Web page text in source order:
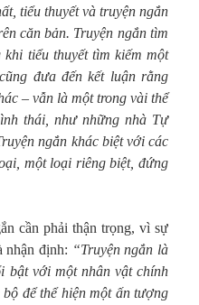
tiểu thuyết và truyện ngắn
căn bản. Truyện ngắn tìm
tiểu thuyết tìm kiếm một
đưa đến kết luận rằng
– vẫn là một trong vài thể
thái, như những nhà Tự
ngắn khác biệt với các
một loại riêng biệt, đứng
cần phải thận trọng, vì sự
nhận định: “Truyện ngắn là
bật với một nhân vật chính
để thể hiện một ấn tượng